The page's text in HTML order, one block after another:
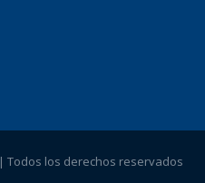
| Todos los derechos reservados